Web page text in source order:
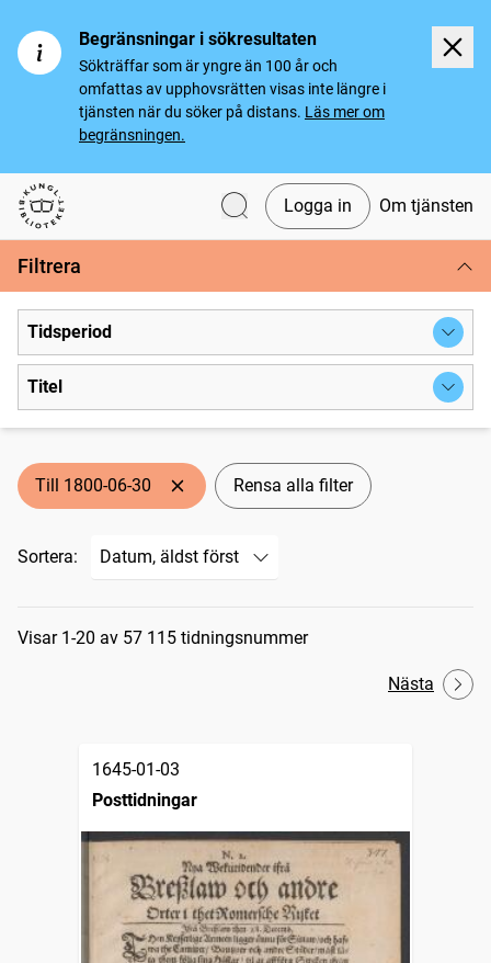
Begränsningar i sökresultaten
Sökträffar som är yngre än 100 år och
omfattas av upphovsrätten visas inte längre i
tjänsten när du söker på distans. Läs mer om
begränsningen.
Svenska tidningar
Logga in Om tjänsten
Filtrera
Tidsperiod
Titel
Till 1800-06-30 Rensa alla filter
Sortera:
Sökresultat
Visar 1-20 av 57 115 tidningsnummer
Nästa
1645-01-03
Posttidningar